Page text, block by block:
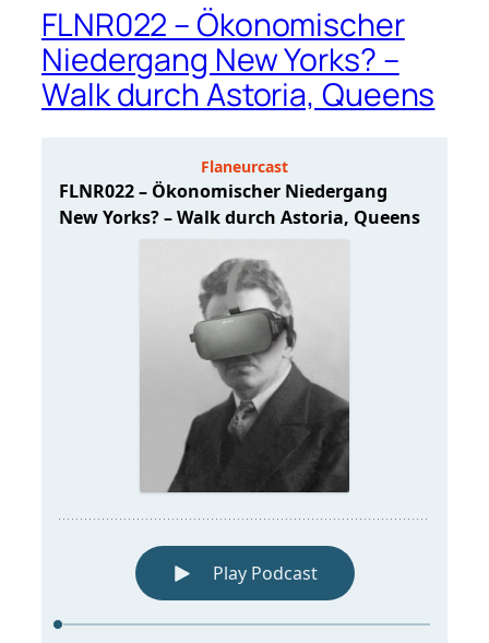
FLNR022 – Ökonomischer
Niedergang New Yorks? –
Walk durch Astoria, Queens